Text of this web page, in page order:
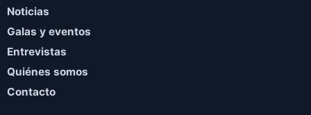
Noticias
Galas y eventos
Entrevistas
Quiénes somos
Contacto